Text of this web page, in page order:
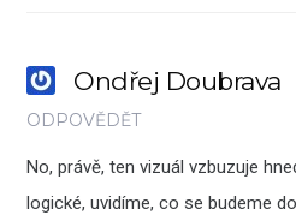
Ondřej Doubrava
ODPOVĚDĚT
No, právě, ten vizuál vzbuzuje
logické, uvidíme, co se budeme